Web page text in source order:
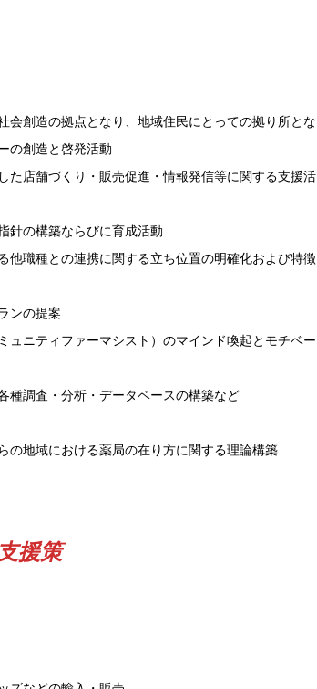
創造の拠点となり、地域住民にとっての拠り所とな
の創造と啓発活動
た店舗づくり・販売促進・情報発信等に関する支援活
針の構築ならびに育成活動
他職種との連携に関する立ち位置の明確化および特徴
ンの提案
ュニティファーマシスト）のマインド喚起とモチベー
種調査・分析・データベースの構築など
の地域における薬局の在り方に関する理論構築
援策